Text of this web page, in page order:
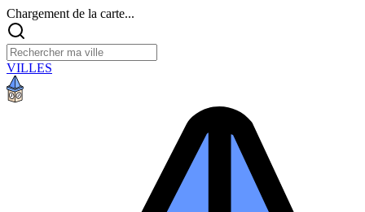
Chargement de la carte...
VILLES